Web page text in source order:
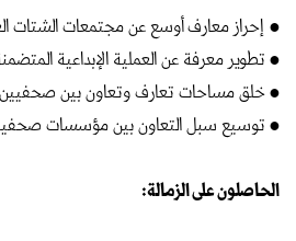
● إحراز معارف أوسع عن مجتمعات الشتات
● تطوير معرفة عن العملية الإبداعية
● خلق مساحات تعارف وتعاون بين صحفيين
● توسيع سبل التعاون بين مؤسسات
الحاصلون على الزمالة: